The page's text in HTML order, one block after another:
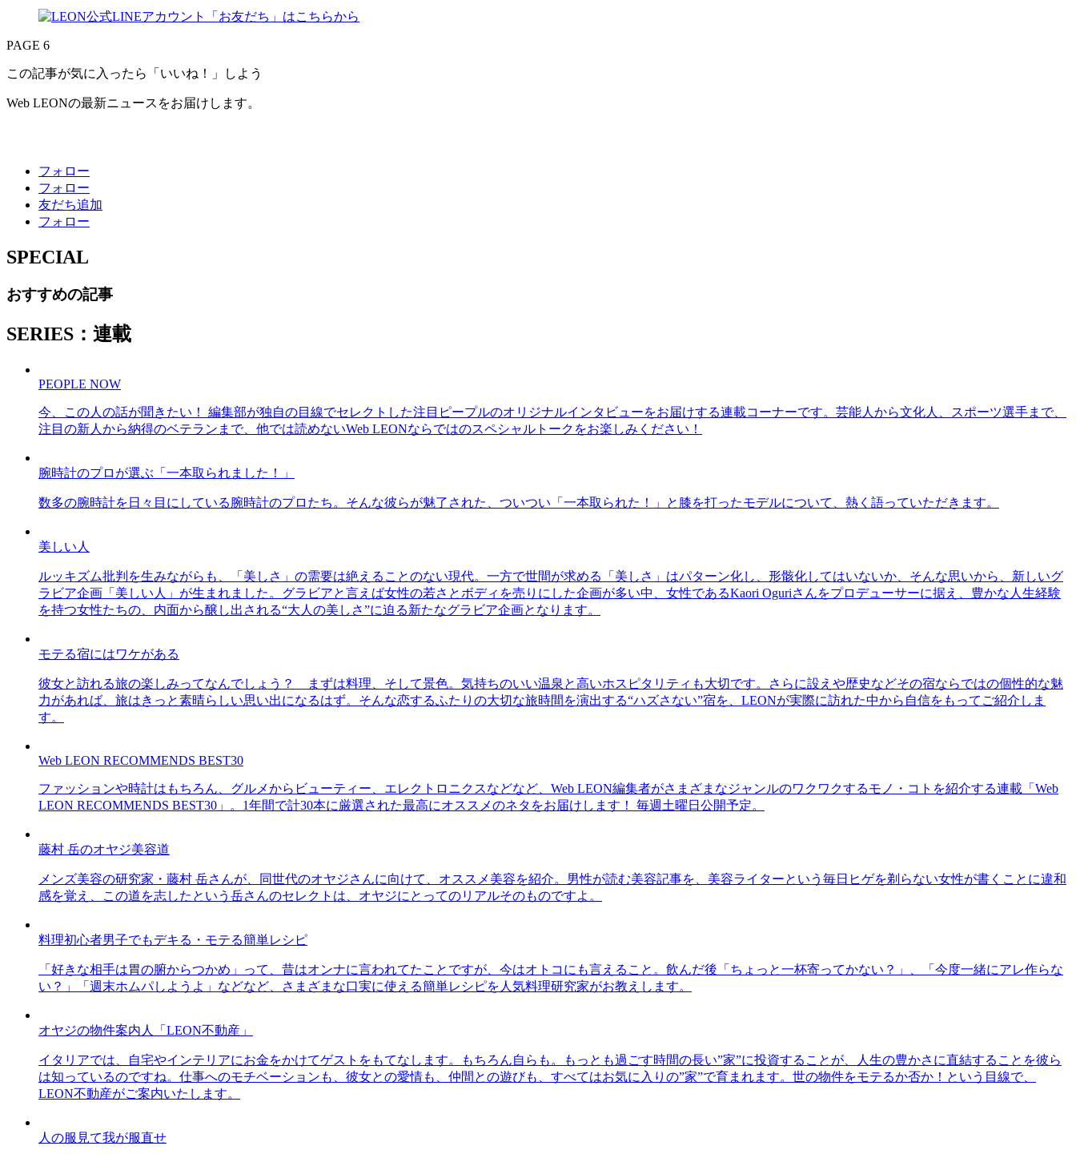
PAGE 6
この記事が気に入ったら「いいね！」しよう
Web LEONの最新ニュースをお届けします。
フォロー
フォロー
友だち追加
フォロー
SPECIAL
おすすめの記事
SERIES：連載
PEOPLE NOW
今、この人の話が聞きたい！ 編集部が独自の目線でセレクトした注目ピープルのオリジナルインタビューをお届けする連載コーナーです。芸能人から文化人、スポーツ選手まで、
注目の新人から納得のベテランまで、他では読めないWeb LEONならではのスペシャルトークをお楽しみください！
腕時計のプロが選ぶ「一本取られました！」
数多の腕時計を日々目にしている腕時計のプロたち。そんな彼らが魅了された、ついつい「一本取られた！」と膝を打ったモデルについて、熱く語っていただきます。
美しい人
ルッキズム批判を生みながらも、「美しさ」の需要は絶えることのない現代。一方で世間が求める「美しさ」はパターン化し、形骸化してはいないか、そんな思いから、新しいグ
ラビア企画「美しい人」が生まれました。グラビアと言えば女性の若さとボディを売りにした企画が多い中、女性であるKaori Oguriさんをプロデューサーに据え、豊かな人生経験
を持つ女性たちの、内面から醸し出される“大人の美しさ”に迫る新たなグラビア企画となります。
モテる宿にはワケがある
彼女と訪れる旅の楽しみってなんでしょう？ まずは料理、そして景色。気持ちのいい温泉と高いホスピタリティも大切です。さらに設えや歴史などその宿ならではの個性的な魅
力があれば、旅はきっと素晴らしい思い出になるはず。そんな恋するふたりの大切な旅時間を演出する“ハズさない”宿を、LEONが実際に訪れた中から自信をもってご紹介しま
す。
Web LEON RECOMMENDS BEST30
ファッションや時計はもちろん、グルメからビューティー、エレクトロニクスなどなど、Web LEON編集者がさまざまなジャンルのワクワクするモノ・コトを紹介する連載「Web
LEON RECOMMENDS BEST30」。1年間で計30本に厳選された最高にオススメのネタをお届けします！ 毎週土曜日公開予定。
藤村 岳のオヤジ美容道
メンズ美容の研究家・藤村 岳さんが、同世代のオヤジさんに向けて、オススメ美容を紹介。男性が読む美容記事を、美容ライターという毎日ヒゲを剃らない女性が書くことに違和
感を覚え、この道を志したという岳さんのセレクトは、オヤジにとってのリアルそのものですよ。
料理初心者男子でもデキる・モテる簡単レシピ
「好きな相手は胃の腑からつかめ」って、昔はオンナに言われてたことですが、今はオトコにも言えること。飲んだ後「ちょっと一杯寄ってかない？」、「今度一緒にアレ作らな
い？」「週末ホムパしようよ」などなど、さまざまな口実に使える簡単レシピを人気料理研究家がお教えします。
オヤジの物件案内人「LEON不動産」
イタリアでは、自宅やインテリアにお金をかけてゲストをもてなします。もちろん自らも。もっとも過ごす時間の長い”家”に投資することが、人生の豊かさに直結することを彼ら
は知っているのですね。仕事へのモチベーションも、彼女との愛情も、仲間との遊びも、すべてはお気に入りの”家”で育まれます。世の物件をモテるか否か！という目線で、
LEON不動産がご案内いたします。
人の服見て我が服直せ